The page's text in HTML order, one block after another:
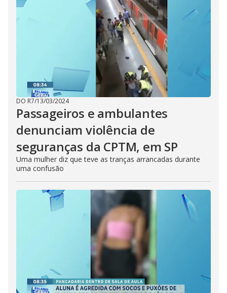
DO R7/13/03/2024
Passageiros e ambulantes
denunciam violência de
seguranças da CPTM, em SP
Uma mulher diz que teve as tranças arrancadas durante
uma confusão